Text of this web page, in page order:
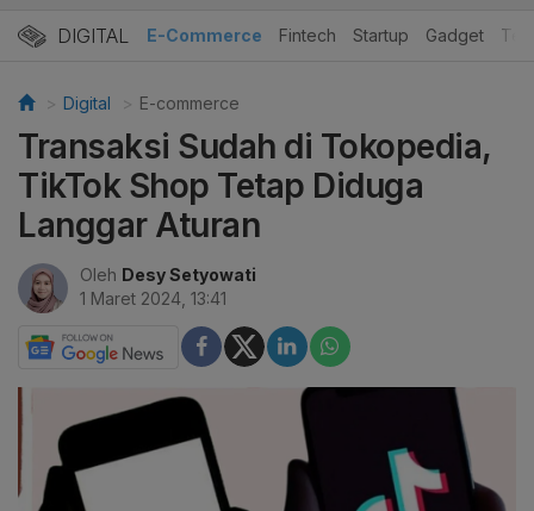
DIGITAL E-Commerce Fintech Startup Gadget
Digital E-commerce
Transaksi Sudah di Tokopedia,
TikTok Shop Tetap Diduga
Langgar Aturan
Oleh Desy Setyowati
1 Maret 2024, 13:41